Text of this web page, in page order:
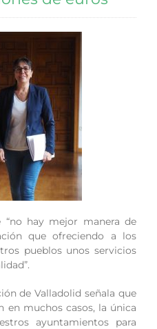
“no hay mejor manera de
que ofreciendo a los
pueblos unos servicios
de Valladolid señala que
en muchos casos, la única
ayuntamientos para